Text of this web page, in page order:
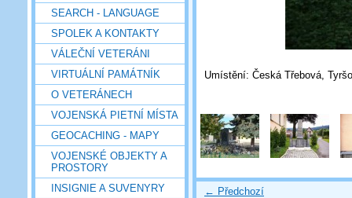
SEARCH - LANGUAGE
SPOLEK A KONTAKTY
VÁLEČNÍ VETERÁNI
VIRTUÁLNÍ PAMÁTNÍK
O VETERÁNECH
VOJENSKÁ PIETNÍ MÍSTA
GEOCACHING - MAPY
VOJENSKÉ OBJEKTY A
PROSTORY
INSIGNIE A SUVENYRY
Umístění: Česká Třebová,
← Předchozí